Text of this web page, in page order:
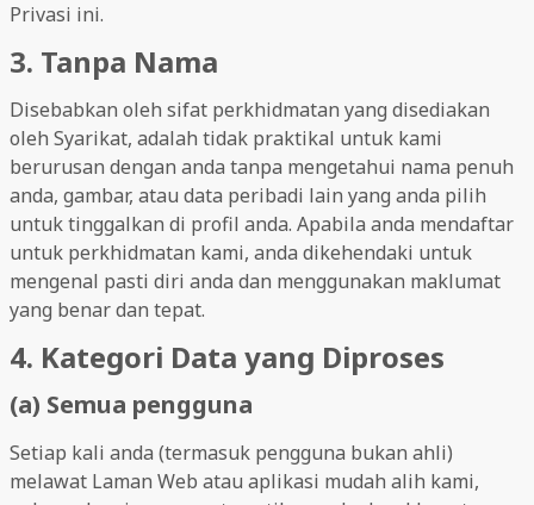
Privasi ini.
3. Tanpa Nama
Disebabkan oleh sifat perkhidmatan yang disediakan
oleh Syarikat, adalah tidak praktikal untuk kami
berurusan dengan anda tanpa mengetahui nama penuh
anda, gambar, atau data peribadi lain yang anda pilih
untuk tinggalkan di profil anda. Apabila anda mendaftar
untuk perkhidmatan kami, anda dikehendaki untuk
mengenal pasti diri anda dan menggunakan maklumat
yang benar dan tepat.
4. Kategori Data yang Diproses
(a) Semua pengguna
Setiap kali anda (termasuk pengguna bukan ahli)
melawat Laman Web atau aplikasi mudah alih kami,